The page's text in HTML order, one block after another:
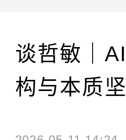
谈哲敏｜
构与本质